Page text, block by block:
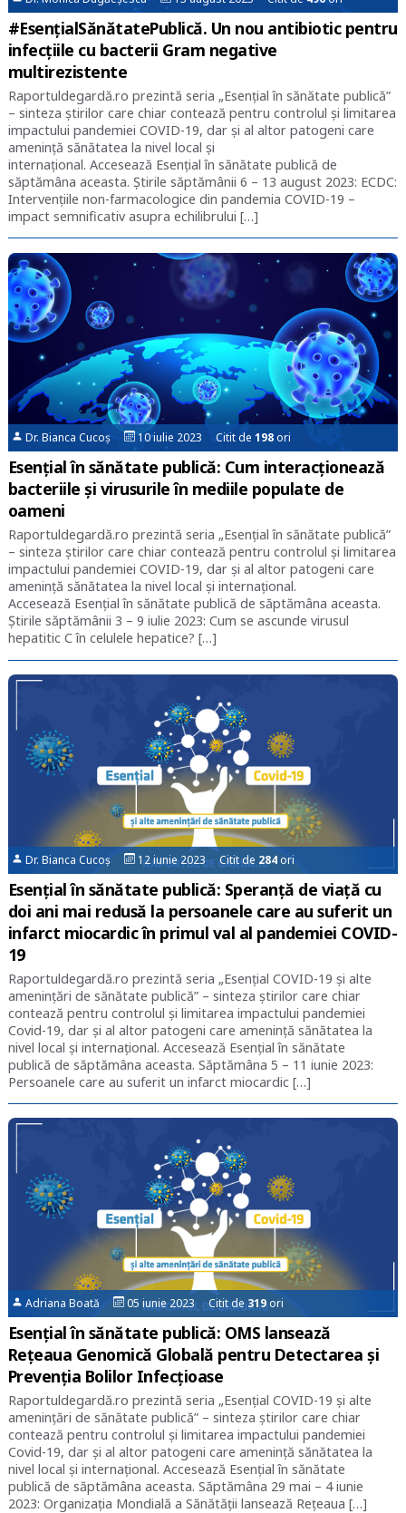
#EsențialSănătatePublică. Un nou antibiotic pentru
infecţiile cu bacterii Gram negative
multirezistente
Raportuldegardă.ro prezintă seria „Esențial în sănătate publică”
– sinteza știrilor care chiar contează pentru controlul și limitarea
impactului pandemiei COVID-19, dar și al altor patogeni care
amenință sănătatea la nivel local și
internațional. Accesează Esențial în sănătate publică de
săptămâna aceasta. Știrile săptămânii 6 – 13 august 2023: ECDC:
Intervenţiile non-farmacologice din pandemia COVID-19 –
impact semnificativ asupra echilibrului […]
Dr. Bianca Cucoș 10 iulie 2023 Citit de198ori
Esențial în sănătate publică: Cum interacționează
bacteriile și virusurile în mediile populate de
oameni
Raportuldegardă.ro prezintă seria „Esențial în sănătate publică”
– sinteza știrilor care chiar contează pentru controlul și limitarea
impactului pandemiei COVID-19, dar și al altor patogeni care
amenință sănătatea la nivel local și internațional.
Accesează Esențial în sănătate publică de săptămâna aceasta.
Știrile săptămânii 3 – 9 iulie 2023: Cum se ascunde virusul
hepatitic C în celulele hepatice? […]
Dr. Bianca Cucoș 12 iunie 2023 Citit de 284 ori
Esențial în sănătate publică: Speranță de viață cu
doi ani mai redusă la persoanele care au suferit un
infarct miocardic în primul val al pandemiei COVID-
19
Raportuldegardă.ro prezintă seria „Esențial COVID-19 și alte
amenințări de sănătate publică” – sinteza știrilor care chiar
contează pentru controlul și limitarea impactului pandemiei
Covid-19, dar și al altor patogeni care amenință sănătatea la
nivel local și internațional. Accesează Esențial în sănătate
publică de săptămâna aceasta. Săptămâna 5 – 11 iunie 2023:
Persoanele care au suferit un infarct miocardic […]
Adriana Boată 05 iunie 2023 Citit de319ori
Esențial în sănătate publică: OMS lansează
Rețeaua Genomică Globală pentru Detectarea și
Prevenția Bolilor Infecțioase
Raportuldegardă.ro prezintă seria „Esențial COVID-19 și alte
amenințări de sănătate publică” – sinteza știrilor care chiar
contează pentru controlul și limitarea impactului pandemiei
Covid-19, dar și al altor patogeni care amenință sănătatea la
nivel local și internațional. Accesează Esențial în sănătate
publică de săptămâna aceasta. Săptămâna 29 mai – 4 iunie
2023: Organizația Mondială a Sănătății lansează Rețeaua […]